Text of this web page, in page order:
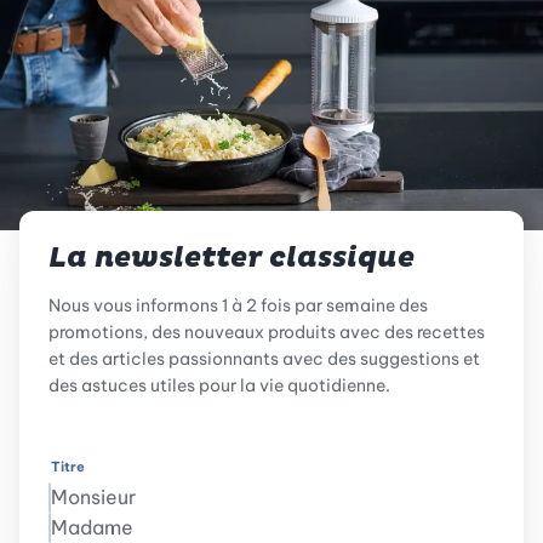
La newsletter classique
Nous vous informons 1 à 2 fois par semaine des
promotions, des nouveaux produits avec des recettes
et des articles passionnants avec des suggestions et
des astuces utiles pour la vie quotidienne.
Titre
Monsieur
Madame